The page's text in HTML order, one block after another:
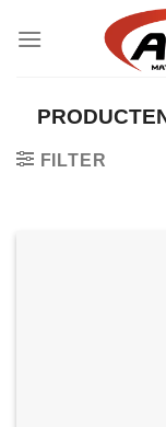
naar
FILTER